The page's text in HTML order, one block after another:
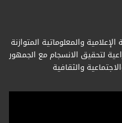
والمعلوماتية المتوازنة
لتحقيق الانسجام مع الجمهور
والثقافية